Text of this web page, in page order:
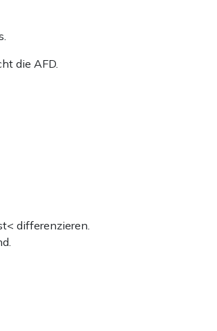
die AFD.
differenzieren.